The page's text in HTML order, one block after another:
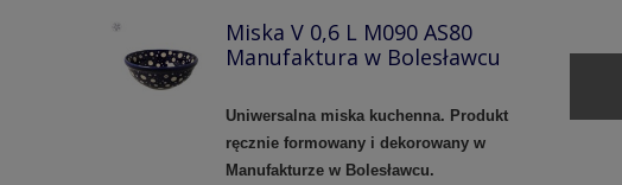
Miska V 0,6 L M090 AS80
Manufaktura w Bolesławcu
Uniwersalna miska kuchenna. Produkt
ręcznie formowany i dekorowany w
Manufakturze w Bolesławcu.